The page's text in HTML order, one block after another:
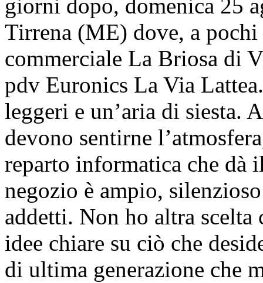
giorni dopo, domenica 25
Tirrena (ME) dove, a
commerciale La Briosa di
pdv Euronics La Via
leggeri e un’aria di siesta.
devono sentirne
reparto informatica che dà
negozio è ampio,
addetti. Non ho altra scelta
idee chiare su ciò che
di ultima generazione che